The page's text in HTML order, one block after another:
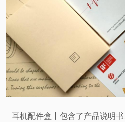
耳机配件盒丨包含了产品说明